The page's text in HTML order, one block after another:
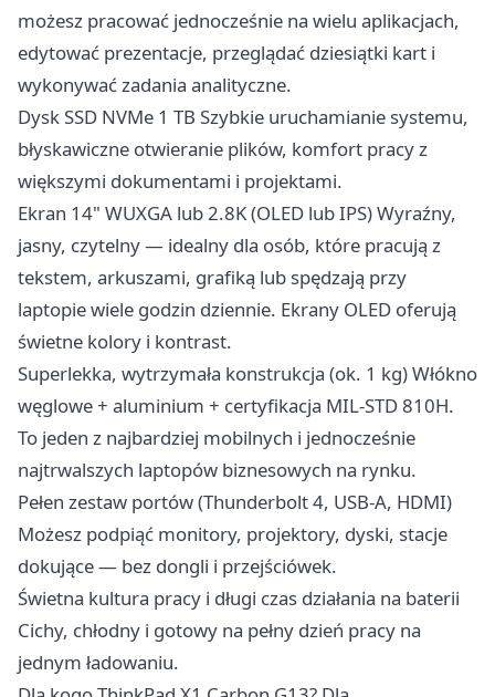
możesz pracować jednocześnie na wielu aplikacjach,
edytować prezentacje, przeglądać dziesiątki kart i
wykonywać zadania analityczne.
Dysk SSD NVMe 1 TB Szybkie uruchamianie systemu,
błyskawiczne otwieranie plików, komfort pracy z
większymi dokumentami i projektami.
Ekran 14" WUXGA lub 2.8K (OLED lub IPS) Wyraźny,
jasny, czytelny — idealny dla osób, które pracują z
tekstem, arkuszami, grafiką lub spędzają przy
laptopie wiele godzin dziennie. Ekrany OLED oferują
świetne kolory i kontrast.
Superlekka, wytrzymała konstrukcja (ok. 1 kg) Włókno
węglowe + aluminium + certyfikacja MIL-STD 810H.
To jeden z najbardziej mobilnych i jednocześnie
najtrwalszych laptopów biznesowych na rynku.
Pełen zestaw portów (Thunderbolt 4, USB-A, HDMI)
Możesz podpiąć monitory, projektory, dyski, stacje
dokujące — bez dongli i przejściówek.
Świetna kultura pracy i długi czas działania na baterii
Cichy, chłodny i gotowy na pełny dzień pracy na
jednym ładowaniu.